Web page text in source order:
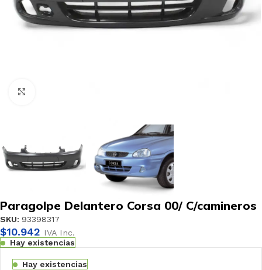
Paragolpe Delantero Corsa 00/ C/camineros
SKU: 93398317
$10.942 IVA Inc.
Hay existencias
Hay existencias